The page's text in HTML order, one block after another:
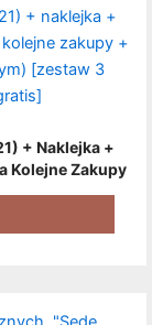
+ Naklejka +
Kolejne Zakupy
[zestaw 3